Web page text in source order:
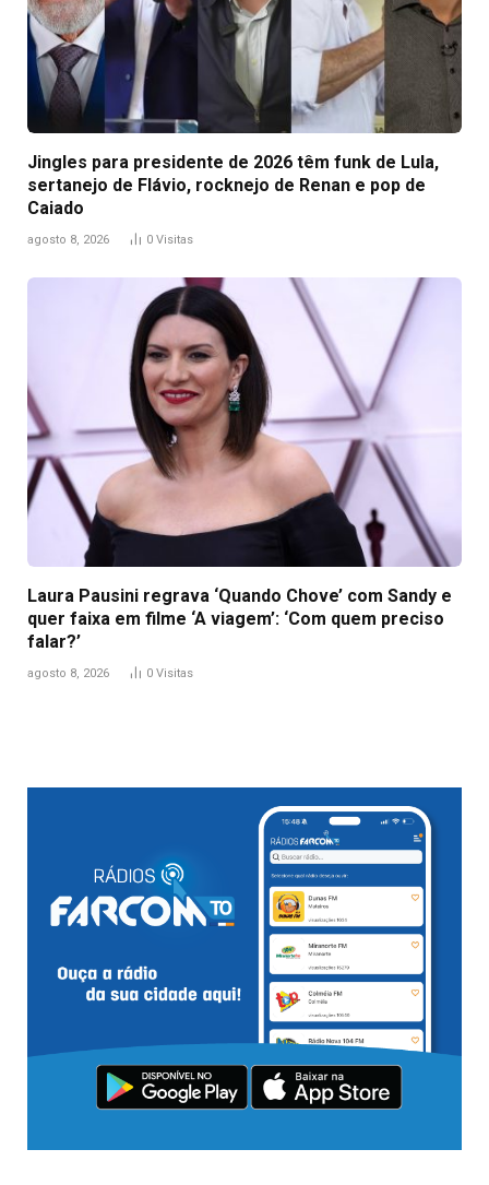
Jingles para presidente de 2026 têm funk de Lula,
sertanejo de Flávio, rocknejo de Renan e pop de
Caiado
agosto 8, 2026 0 Visitas
Laura Pausini regrava ‘Quando Chove’ com Sandy e
quer faixa em filme ‘A viagem’: ‘Com quem preciso
falar?’
agosto 8, 2026 0 Visitas